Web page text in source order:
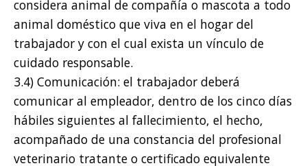
considera animal de compañía o mascota a todo
animal doméstico que viva en el hogar del
trabajador y con el cual exista un vínculo de
cuidado responsable.
3.4) Comunicación: el trabajador deberá
comunicar al empleador, dentro de los cinco días
hábiles siguientes al fallecimiento, el hecho,
acompañado de una constancia del profesional
veterinario tratante o certificado equivalente